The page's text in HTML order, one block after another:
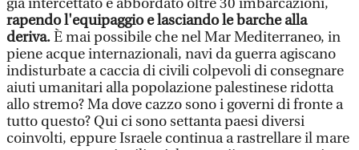
già intercettato e abbordato oltre 30 imbarcazioni,
rapendo l'equipaggio e lasciando le barche alla
deriva.È mai possibile che nel Mar Mediterraneo, in
piene acque internazionali, navi da guerra agiscano
indisturbate a caccia di civili colpevoli di consegnare
aiuti umanitari alla popolazione palestinese ridotta
allo stremo? Ma dove cazzo sono i governi di fronte a
tutto questo? Qui ci sono settanta paesi diversi
coinvolti, eppure Israele continua a rastrellare il mare